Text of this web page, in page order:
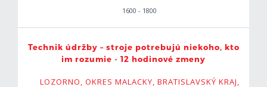
1600 - 1800
Technik údržby – stroje potrebujú niekoho, kto
im rozumie - 12 hodinové zmeny
LOZORNO, OKRES MALACKY, BRATISLAVSKÝ KRAJ,